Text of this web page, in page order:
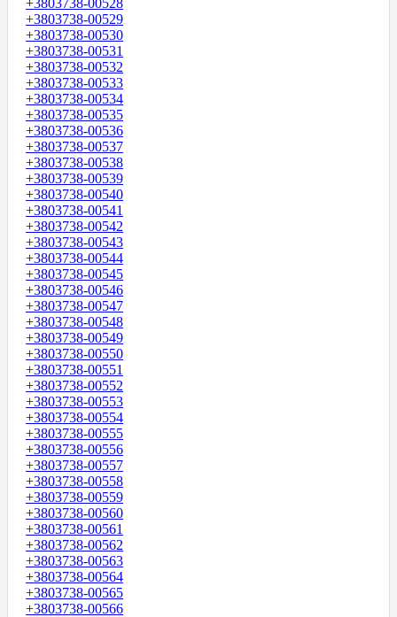
+3803738-00528
+3803738-00529
+3803738-00530
+3803738-00531
+3803738-00532
+3803738-00533
+3803738-00534
+3803738-00535
+3803738-00536
+3803738-00537
+3803738-00538
+3803738-00539
+3803738-00540
+3803738-00541
+3803738-00542
+3803738-00543
+3803738-00544
+3803738-00545
+3803738-00546
+3803738-00547
+3803738-00548
+3803738-00549
+3803738-00550
+3803738-00551
+3803738-00552
+3803738-00553
+3803738-00554
+3803738-00555
+3803738-00556
+3803738-00557
+3803738-00558
+3803738-00559
+3803738-00560
+3803738-00561
+3803738-00562
+3803738-00563
+3803738-00564
+3803738-00565
+3803738-00566